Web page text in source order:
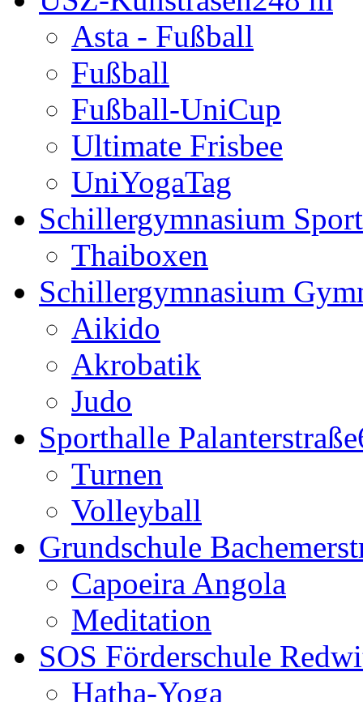
Asta - Fußball
Fußball
Fußball-UniCup
Ultimate Frisbee
UniYogaTag
Schillergymnasium
Thaiboxen
Schillergymnasium
Aikido
Akrobatik
Judo
Sporthalle Palanterstraße
Turnen
Volleyball
Grundschule
Capoeira Angola
Meditation
SOS Förderschule
Hatha-Yoga